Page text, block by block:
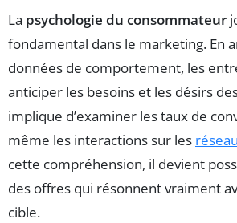
La psychologie du consommateur
fondamental dans le marketing. En
données de comportement, les
anticiper les besoins et les désirs
implique d’examiner les taux de
même les interactions sur les
cette compréhension, il devient
des offres qui résonnent vraiment
cible.